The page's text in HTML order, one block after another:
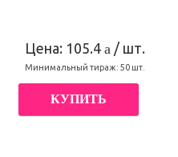
Цена: 105.4 a / шт.
Минимальный тираж: 50 шт.
КУПИТЬ